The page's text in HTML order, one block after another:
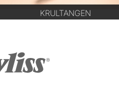
KRULTANGEN